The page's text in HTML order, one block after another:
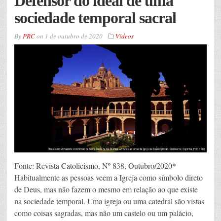
sociedade temporal sacral
ByPRCon 1 de outubro de 2020 Vídeos
Fonte: Revista Catolicismo, Nº 838, Outubro/2020*
Habitualmente as pessoas veem a Igreja como símbolo direto
de Deus, mas não fazem o mesmo em relação ao que existe
na sociedade temporal. Uma igreja ou uma catedral são vistas
como coisas sagradas, mas não um castelo ou um palácio,